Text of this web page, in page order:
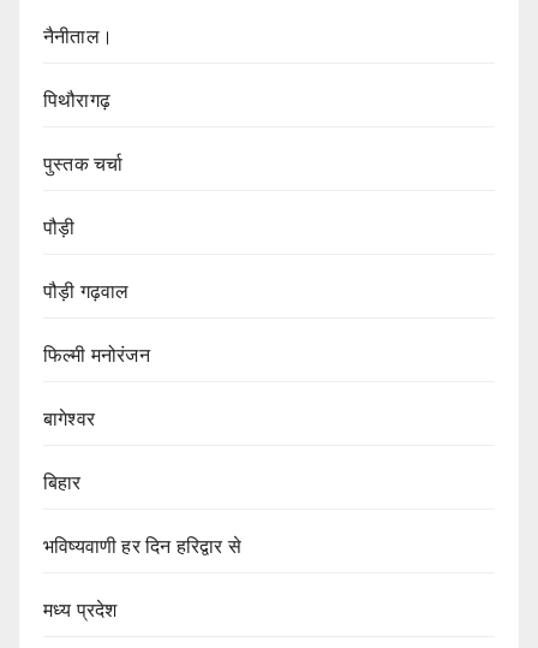
नैनीताल।
पिथौरागढ़
पुस्तक चर्चा
पौड़ी
पौड़ी गढ़वाल
फिल्मी मनोरंजन
बागेश्वर
बिहार
भविष्यवाणी हर दिन हरिद्वार से
मध्य प्रदेश